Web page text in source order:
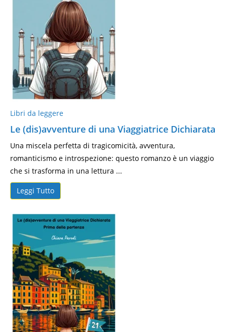
Libri da leggere
Le (dis)avventure di una Viaggiatrice Dichiarata
Una miscela perfetta di tragicomicità, avventura,
romanticismo e introspezione: questo romanzo è un viaggio
che si trasforma in una lettura ...
Leggi Tutto